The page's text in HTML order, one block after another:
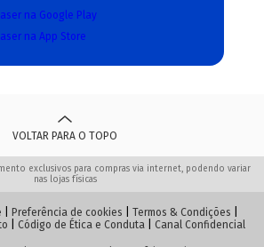
VOLTAR PARA O TOPO
exclusivos para compras via internet, podendo variar
nas lojas físicas
Preferência de cookies Termos & Condições
Código de Ética e Conduta| Canal Confidencial